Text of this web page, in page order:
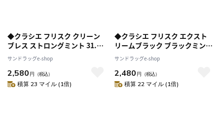
◆クラシエ フリスク クリーン
ブレス ストロングミント 31.5g
[9個セット]
サンドラッグe-shop
2,580 円 （税込）
積算 23 マイル (1倍)
◆クラシエ フリスク エクスト
リームブラック ブラックミント
31.5g [9個セット]
サンドラッグe-shop
2,480 円 （税込）
積算 22 マイル (1倍)